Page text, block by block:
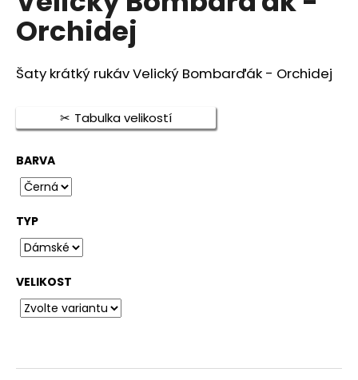
je
0,0
z
hvězdiček.
Orchidej
Šaty krátký rukáv Velický Bombarďák - Orchidej
Tabulka velikostí
BARVA
TYP
VELIKOST
a
j
í
t
D
o
p
o
r